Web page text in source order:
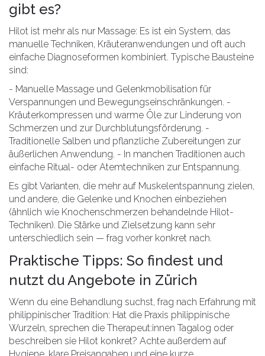
gibt es?
Hilot ist mehr als nur Massage: Es ist ein System, das
manuelle Techniken, Kräuteranwendungen und oft auch
einfache Diagnoseformen kombiniert. Typische Bausteine
sind:
- Manuelle Massage und Gelenkmobilisation für
Verspannungen und Bewegungseinschränkungen. -
Kräuterkompressen und warme Öle zur Linderung von
Schmerzen und zur Durchblutungsförderung. -
Traditionelle Salben und pflanzliche Zubereitungen zur
äußerlichen Anwendung. - In manchen Traditionen auch
einfache Ritual- oder Atemtechniken zur Entspannung.
Es gibt Varianten, die mehr auf Muskelentspannung zielen,
und andere, die Gelenke und Knochen einbeziehen
(ähnlich wie Knochenschmerzen behandelnde Hilot-
Techniken). Die Stärke und Zielsetzung kann sehr
unterschiedlich sein — frag vorher konkret nach.
Praktische Tipps: So findest und
nutzt du Angebote in Zürich
Wenn du eine Behandlung suchst, frag nach Erfahrung mit
philippinischer Tradition: Hat die Praxis philippinische
Wurzeln, sprechen die Therapeut:innen Tagalog oder
beschreiben sie Hilot konkret? Achte außerdem auf